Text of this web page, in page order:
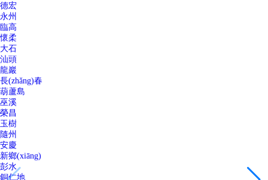
德宏
永州
臨高
懷柔
大石
汕頭
龍巖
長(zhǎng)春
葫蘆島
巫溪
榮昌
玉樹
隨州
安慶
新鄉(xiāng)
彭水
銅仁地